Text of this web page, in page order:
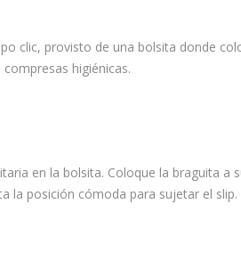
clic, provisto de una bolsita donde
higiénicas.
en la bolsita. Coloque la braguita a
la posición cómoda para sujetar el slip.